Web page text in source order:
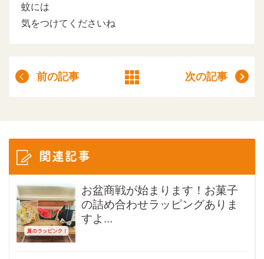
蚊には
気をつけてくださいね
前の記事 次の記事
関連記事
お盆商戦が始まります！お菓子
の詰め合わせラッピングありま
すよ...